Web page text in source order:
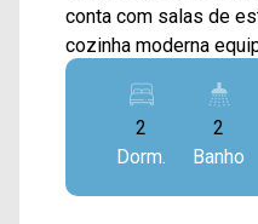
conta com salas de
cozinha moderna
depurador de ar, além
serviço
dormitórios, sendo
(incluindo o social) e
coberta para sua total
2
Dorm.
2
Banho